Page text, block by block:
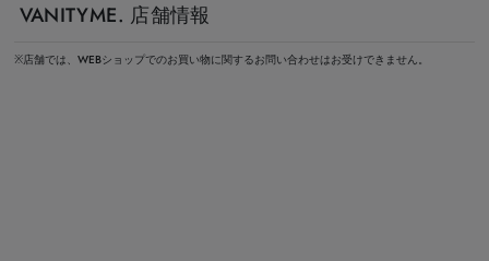
VANITYME. 店舗情報
※店舗では、WEBショップでのお買い物に関するお問い合わせはお受けできません。